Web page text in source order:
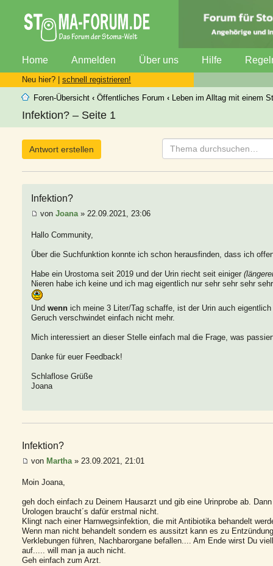
Home Anmelden Über uns Hilfe
Neu hier? | schnell registrieren!
Foren-Übersicht ‹ Öffentliches Forum ‹ Leben im Alltag mit einem
Infektion? – Seite 1
Antwort erstellen
Infektion?
von Joana » 22.09.2021, 23:06
Hallo Community,
Über die Suchfunktion konnte ich schon herausfinden, dass ich
Habe ein Urostoma seit 2019 und der Urin riecht seit einiger
Nieren habe ich keine und ich mag eigentlich nur sehr sehr sehr
Und wenn ich meine 3 Liter/Tag schaffe, ist der Urin auch
Geruch verschwindet einfach nicht mehr.
Mich interessiert an dieser Stelle einfach mal die Frage, was
Danke für euer Feedback!
Schlaflose Grüße
Joana
Infektion?
von Martha » 23.09.2021, 21:01
Moin Joana,
geh doch einfach zu Deinem Hausarzt und gib eine Urinprobe ab.
Urologen braucht´s dafür erstmal nicht.
Klingt nach einer Harnwegsinfektion, die mit Antibiotika behandelt
Wenn man nicht behandelt sondern es aussitzt kann es zu
Verklebungen führen, Nachbarorgane befallen.... Am Ende wirst Du
auf..... will man ja auch nicht.
Geh einfach zum Arzt.